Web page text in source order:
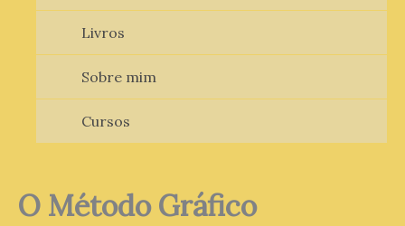
Livros
Sobre mim
Cursos
O Método Gráfico